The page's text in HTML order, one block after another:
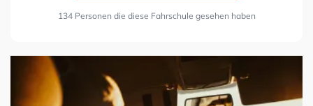
134 Personen die diese Fahrschule gesehen haben